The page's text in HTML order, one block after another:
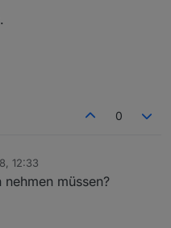
0
12:33
müssen?